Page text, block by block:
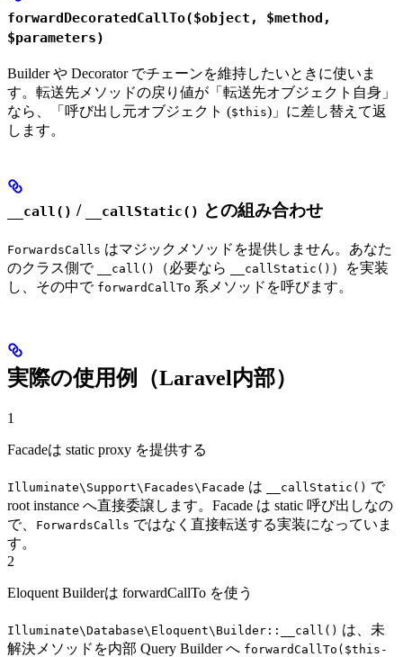
forwardDecoratedCallTo($object, $method,
$parameters)
Builder や Decorator でチェーンを維持したいときに使いま
す。転送先メソッドの戻り値が「転送先オブジェクト自身」
なら、「呼び出し元オブジェクト ($this)」に差し替えて返
します。
__call() / __callStatic() との組み合わせ
ForwardsCalls はマジックメソッドを提供しません。あなた
のクラス側で
__call() （必要なら __callStatic() ）を実装
し、その中で forwardCallTo 系メソッドを呼びます。
実際の使用例（Laravel内部）
1
Facadeは static proxy を提供する
Illuminate\Support\Facades\Facade は __callStatic() で
root instance へ直接委譲します。Facade は static 呼び出しなの
で、
ForwardsCalls ではなく直接転送する実装になっていま
す。
2
Eloquent Builderは forwardCallTo を使う
Illuminate\Database\Eloquent\Builder::__call() は、未
解決メソッドを内部 Query Builder へ forwardCallTo($this-